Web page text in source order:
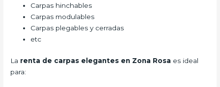
Carpas hinchables
Carpas modulables
Carpas plegables y cerradas
etc
La renta de carpas elegantes en Zona Rosa es ideal
para: